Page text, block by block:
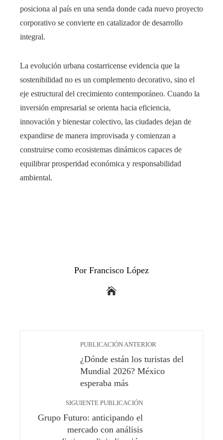
posiciona al país en una senda donde cada nuevo proyecto
corporativo se convierte en catalizador de desarrollo
integral.
La evolución urbana costarricense evidencia que la
sostenibilidad no es un complemento decorativo, sino el
eje estructural del crecimiento contemporáneo. Cuando la
inversión empresarial se orienta hacia eficiencia,
innovación y bienestar colectivo, las ciudades dejan de
expandirse de manera improvisada y comienzan a
construirse como ecosistemas dinámicos capaces de
equilibrar prosperidad económica y responsabilidad
ambiental.
Por Francisco López
PUBLICACIÓN ANTERIOR
¿Dónde están los turistas del
Mundial 2026? México
esperaba más
SIGUIENTE PUBLICACIÓN
Grupo Futuro: anticipando el
mercado con análisis